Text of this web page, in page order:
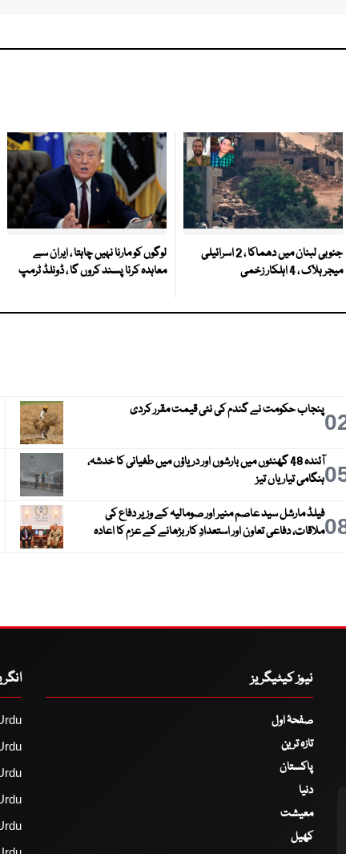
جنوبی لبنان میں دھماکا ، 2 اسرائیلی
میجر ہلاک ، 4 اہلکار زخمی
لوگوں کو مارنا نہیں چاہتا ، ایران سے
معاہدہ کرنا پسند کروں گا ، ڈونلڈ ٹرمپ
پنجاب حکومت نے گندم کی نئی قیمت مقرر کردی
آئندہ 48 گھنٹوں میں بارشوں اور دریاؤں میں طغیانی کا خدشہ،
ہنگامی تیاریاں تیز
فیلڈ مارشل سید عاصم منیر اور صومالیہ کے وزیر دفاع کی
ملاقات، دفاعی تعاون اور استعدادِ کار بڑھانے کے عزم کا اعادہ
نیوز کیٹیگریز
صفحۂ اول
تازہ ترین
پاکستان
دنیا
معیشت
کھیل